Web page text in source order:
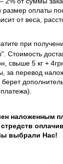
оплаты
от веса,
при
Стоимость
свыше 5 кг +
за перевод
наложенным
выбрали Нас!